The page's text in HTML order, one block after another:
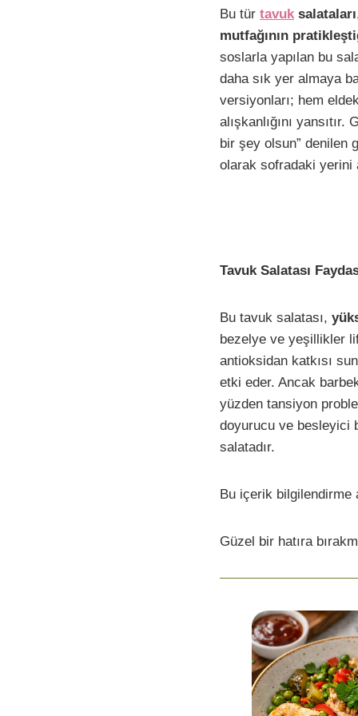
a
c
e
b
o
o
i
n
t
e
r
e
h
a
t
s
A
p
m
a
i
l
i
Bu tür tavuk salataları
mutfağının
soslarla yapılan bu
daha sık yer almaya
versiyonları; hem
alışkanlığını yansıtır.
bir şey olsun” denilen
olarak sofradaki yerini
Tavuk Salatası
Bu tavuk salatası,
bezelye ve yeşillikler
antioksidan katkısı
etki eder. Ancak
yüzden tansiyon
doyurucu ve besleyici
salatadır.
Bu içerik bilgilendirme
Güzel bir hatıra